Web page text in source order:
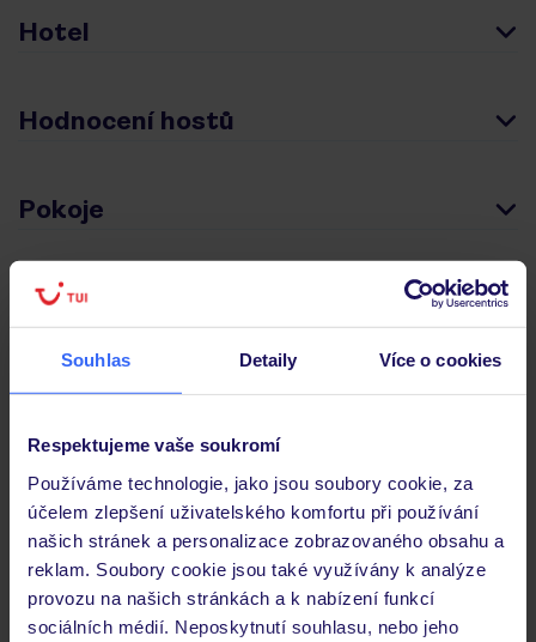
Souhlas Detaily Více o cookies
Respektujeme vaše soukromí
Používáme technologie, jako jsou soubory cookie, za
účelem zlepšení uživatelského komfortu při používání
našich stránek a personalizace zobrazovaného obsahu a
reklam. Soubory cookie jsou také využívány k analýze
provozu na našich stránkách a k nabízení funkcí
sociálních médií. Neposkytnutí souhlasu, nebo jeho
Hotel
Hodnocení hostů
Pokoje
Stravování
Důležité informace
Často kladené otázky
Jaké doklady jsou potřebné při cestování?
Budeme ubytováni ihned po příjezdu do hotelu?
Kam jít po přistání a vyzvednutí zavazadel?